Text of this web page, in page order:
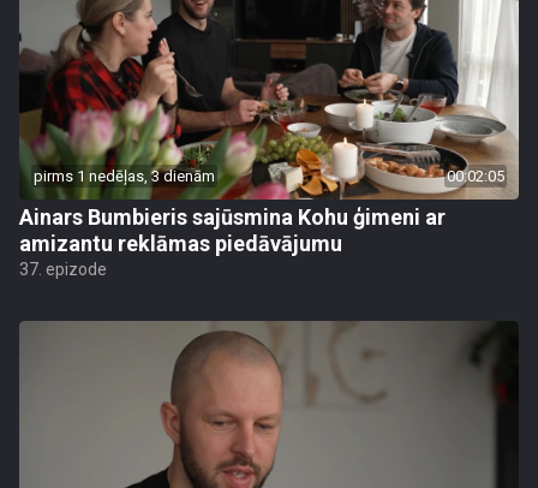
pirms 1 nedēļas, 3 dienām 00:02:05
Ainars Bumbieris sajūsmina Kohu ģimeni ar
amizantu reklāmas piedāvājumu
37. epizode